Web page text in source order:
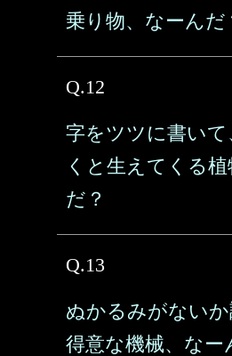
乗り物、なーんだ
Q.12
字をツツに書い
くと生えてくる
だ？
Q.13
ぬかるみがない
得意な機械、なー